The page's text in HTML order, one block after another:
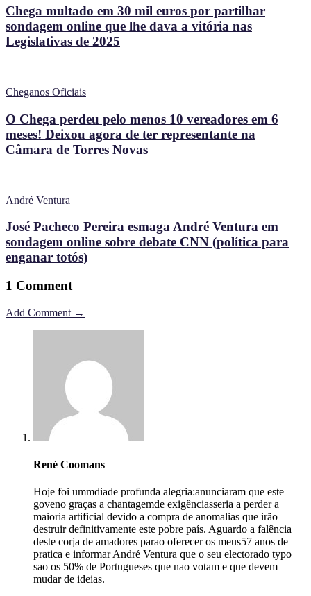
Chega multado em 30 mil euros por partilhar
sondagem online que lhe dava a vitória nas
Legislativas de 2025
Cheganos Oficiais
O Chega perdeu pelo menos 10 vereadores em 6
meses! Deixou agora de ter representante na
Câmara de Torres Novas
André Ventura
José Pacheco Pereira esmaga André Ventura em
sondagem online sobre debate CNN (política para
enganar totós)
1 Comment
Add Comment →
René Coomans
Hoje foi ummdiade profunda alegria:anunciaram que este
goveno graças a chantagemde exigênciasseria a perder a
maioria artificial devido a compra de anomalias que irão
destruir definitivamente este pobre país. Aguardo a falência
deste corja de amadores parao oferecer os meus57 anos de
pratica e informar André Ventura que o seu electorado typo
sao os 50% de Portugueses que nao votam e que devem
mudar de ideias.